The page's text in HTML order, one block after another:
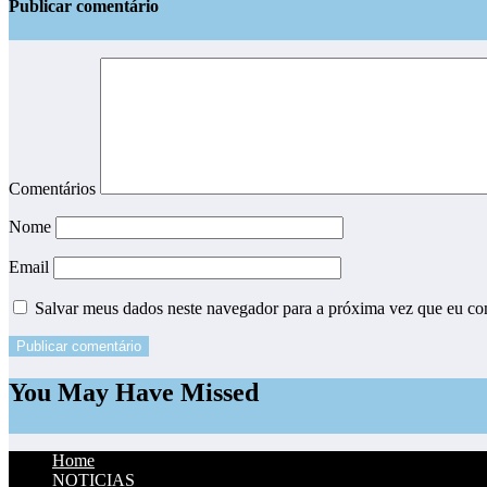
Publicar comentário
Comentários
Nome
Email
Salvar meus dados neste navegador para a próxima vez que eu
You May Have Missed
Home
NOTICIAS